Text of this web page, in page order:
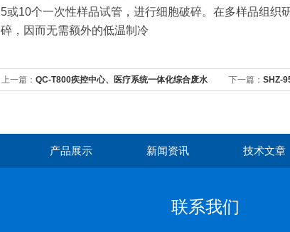
5或10个一次性样品试管，进行细胞破碎。在多样品组织
碎，因而无需额外的低温制冷
上一篇： QC-T800疾控中心、医疗系统一体化综合废水 下一篇： SHZ-
产品展示 新闻资讯 技术文章
联系我们